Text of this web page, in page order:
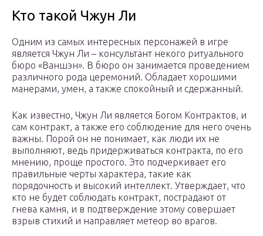
Кто такой Чжун Ли
Одним из самых интересных персонажей в игре
является Чжун Ли – консультант некого ритуального
бюро «Ваншэн». В бюро он занимается проведением
различного рода церемоний. Обладает хорошими
манерами, умен, а также спокойный и сдержанный.
Как известно, Чжун Ли является Богом Контрактов, и
сам контракт, а также его соблюдение для него очень
важны. Порой он не понимает, как люди их не
выполняют, ведь придерживаться контракта, по его
мнению, проще простого. Это подчеркивает его
правильные черты характера, такие как
порядочность и высокий интеллект. Утверждает, что
кто не будет соблюдать контракт, пострадают от
гнева камня, и в подтверждение этому совершает
взрыв стихий и направляет метеор во врагов.